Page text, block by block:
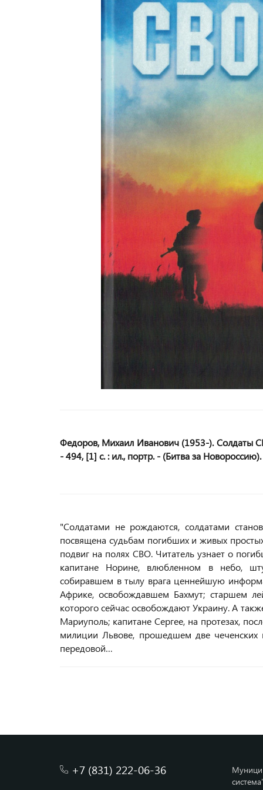
Федоров, Михаил Иванович (1953-). Солдаты
- 494, [1] с. : ил., портр. - (Битва за
"Солдатами не рождаются, солдатами
посвящена судьбам погибших и живых
подвиг на полях СВО. Читатель узнает о
капитане Норине, влюбленном в небо,
собиравшем в тылу врага ценнейшую
Африке, освобождавшем Бахмут; старшем
которого сейчас освобождают Украину. А
Мариуполь; капитане Сергее, на протезах,
милиции Львове, прошедшем две
передовой…
+7 (831) 222-06-36